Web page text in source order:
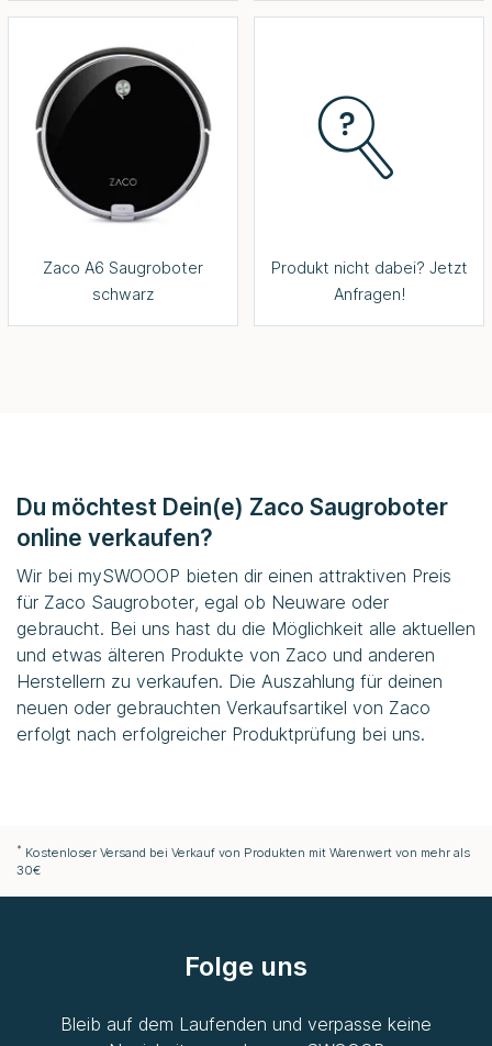
Zaco A6 Saugroboter
schwarz
Produkt nicht dabei? Jetzt
Anfragen!
Du möchtest Dein(e) Zaco Saugroboter
online verkaufen?
Wir bei mySWOOOP bieten dir einen attraktiven Preis
für Zaco Saugroboter, egal ob Neuware oder
gebraucht. Bei uns hast du die Möglichkeit alle aktuellen
und etwas älteren Produkte von Zaco und anderen
Herstellern zu verkaufen. Die Auszahlung für deinen
neuen oder gebrauchten Verkaufsartikel von Zaco
erfolgt nach erfolgreicher Produktprüfung bei uns.
* Kostenloser Versand bei Verkauf von Produkten mit Warenwert von mehr als
30€
Folge uns
Bleib auf dem Laufenden und verpasse keine